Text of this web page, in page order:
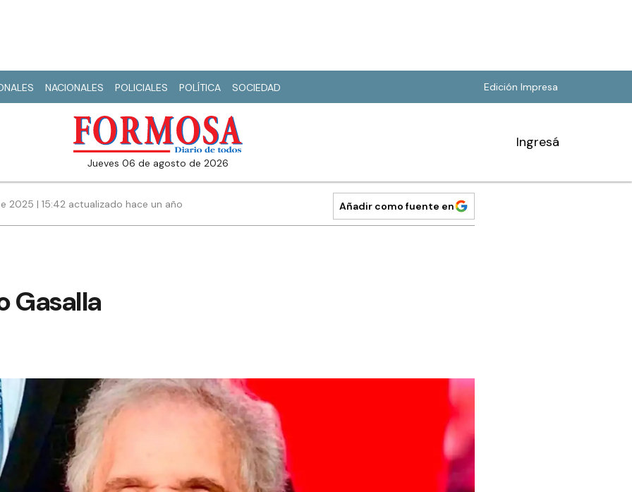
NACIONALES POLICIALES POLÍTICA SOCIEDAD Edición Impresa
jueves 06 de agosto de 2026
Ingresá
2025 | 15:42 actualizado hace un año Añadir como fuente en
Gasalla